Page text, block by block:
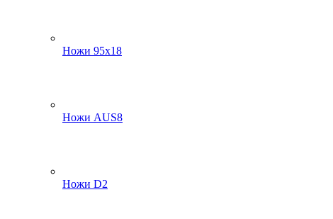
Ножи 95х18
Ножи AUS8
Ножи D2